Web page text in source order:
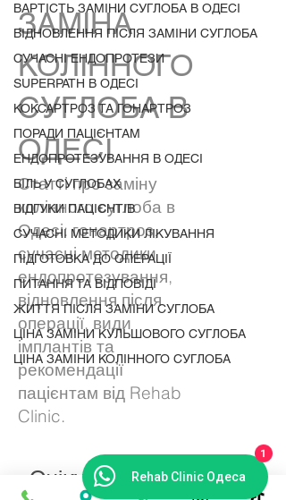
ВАРТІСТЬ ЗАМІНИ СУГЛОБА В ОДЕСІ
ВІДНОВЛЕННЯ ПІСЛЯ ЗАМІНИ СУГЛОБА
СУЧАСНІ ЕНДОПРОТЕЗИ
SUPERPATH В ОДЕСІ
КОКСАРТРОЗ ТА ГОНАРТРОЗ
ПОРАДИ ПАЦІЄНТАМ
ЕНДОПРОТЕЗУВАННЯ В ОДЕСІ
БІЛЬ У СУГЛОБАХ
ВІДГУКИ ПАЦІЄНТІВ
СУЧАСНІ МЕТОДИКИ ЛІКУВАННЯ
ПІДГОТОВКА ДО ОПЕРАЦІЇ
ПИТАННЯ ТА ВІДПОВІДІ
ЖИТТЯ ПІСЛЯ ЗАМІНИ СУГЛОБА
ЦІНА ЗАМІНИ КУЛЬШОВОГО СУГЛОБА
ЦІНА ЗАМІНИ КОЛІННОГО СУГЛОБА
ЗАМІНА
КОЛІННОГО
СУГЛОБА В
ОДЕСІ
Статті про заміну
колінного суглоба в
Одесі: гонартроз,
сучасні методики
ендопротезування,
відновлення після
операції, види
імплантів та
рекомендації
пацієнтам від Rehab
Clinic.
Очікуйте на нові пости
Rehab Clinic Одеса
1